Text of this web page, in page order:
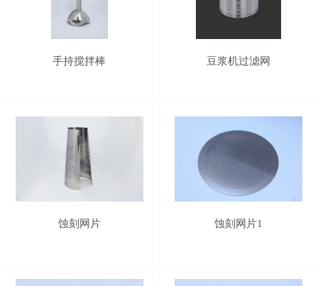
手持搅拌棒 豆浆机过滤网
蚀刻网片 蚀刻网片1